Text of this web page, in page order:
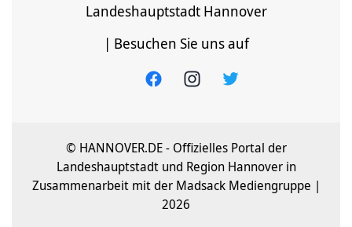
Landeshauptstadt Hannover
| Besuchen Sie uns auf
© HANNOVER.DE - Offizielles Portal der
Landeshauptstadt und Region Hannover in
Zusammenarbeit mit der Madsack Mediengruppe |
2026